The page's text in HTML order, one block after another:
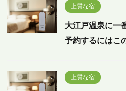
上質な宿
大江戸温泉に一
予約するにはこ
上質な宿